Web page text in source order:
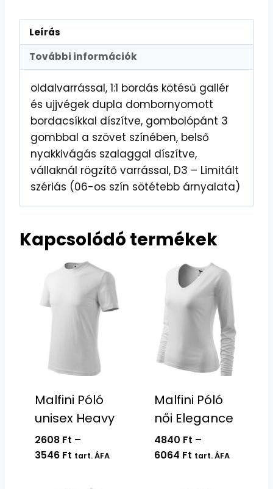
Leírás
További információk
oldalvarrással, 1:1 bordás kötésű gallér
és ujjvégek dupla dombornyomott
bordacsíkkal díszítve, gombolópánt 3
gombbal a szövet színében, belső
nyakkivágás szalaggal díszítve,
vállaknál rögzítő varrással, D3 – Limitált
szériás (06-os szín sötétebb árnyalata)
Kapcsolódó termékek
Malfini Póló
unisex Heavy
2608 Ft –
3546 FtÁrtartomány:
tart. ÁFA
Malfini Póló
női Elegance
4840 Ft –
6064 FtÁrtartomány:
tart. ÁFA